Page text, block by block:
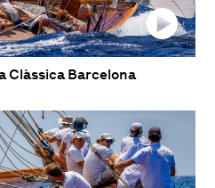
Clàssica Barcelona